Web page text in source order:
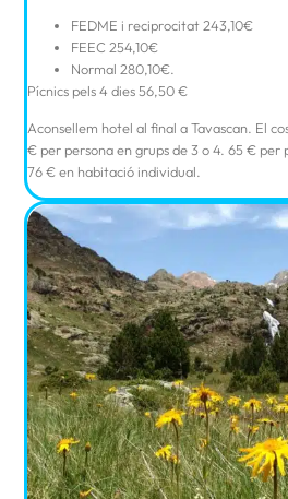
FEDME i reciprocitat 243,10€
FEEC 254,10€
Normal 280,10€.
Pícnics pels 4 dies 56,50 €
Aconsellem hotel al final a Tavascan. El
€ per persona en grups de 3 o 4. 65 € per
76 € en habitació individual.